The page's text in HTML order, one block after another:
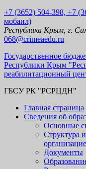
+7 (3652) 504-398, +7
мобаил)
Республика Крым, г.
068@crimeaedu.ru
Государственное
Республики Крым
реабилитационный
ГБСУ РК "РСРЦДН"
Главная страница
Сведения об
Основные
Структура
Документы